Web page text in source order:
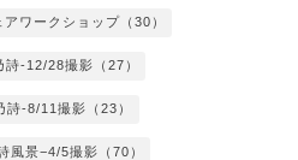
ワークショップ（30）
-12/28撮影（27）
詩-8/11撮影（23）
風景−4/5撮影（70）